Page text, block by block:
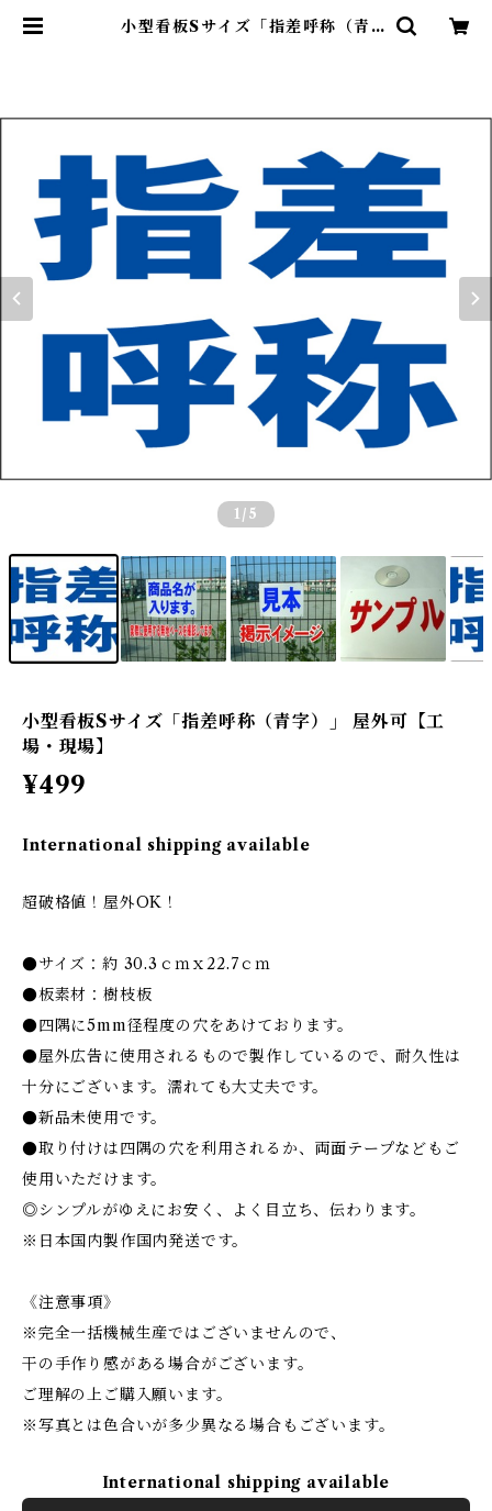
小型看板Sサイズ「指差呼称（青
1 /5
小型看板Sサイズ「指差呼称（青字）」 屋外可【工
場・現場】
¥499
International shipping available
超破格値！屋外OK！
●サイズ：約 30.3ｃｍｘ22.7ｃｍ
●板素材：樹枝板
●四隅に5mm径程度の穴をあけております。
●屋外広告に使用されるもので製作しているので、耐久性は
十分にございます。濡れても大丈夫です。
●新品未使用です。
●取り付けは四隅の穴を利用されるか、両面テープなどもご
使用いただけます。
◎シンプルがゆえにお安く、よく目立ち、伝わります。
※日本国内製作国内発送です。
《注意事項》
※完全一括機械生産ではございませんので、
干の手作り感がある場合がございます。
ご理解の上ご購入願います。
※写真とは色合いが多少異なる場合もございます。
International shipping available